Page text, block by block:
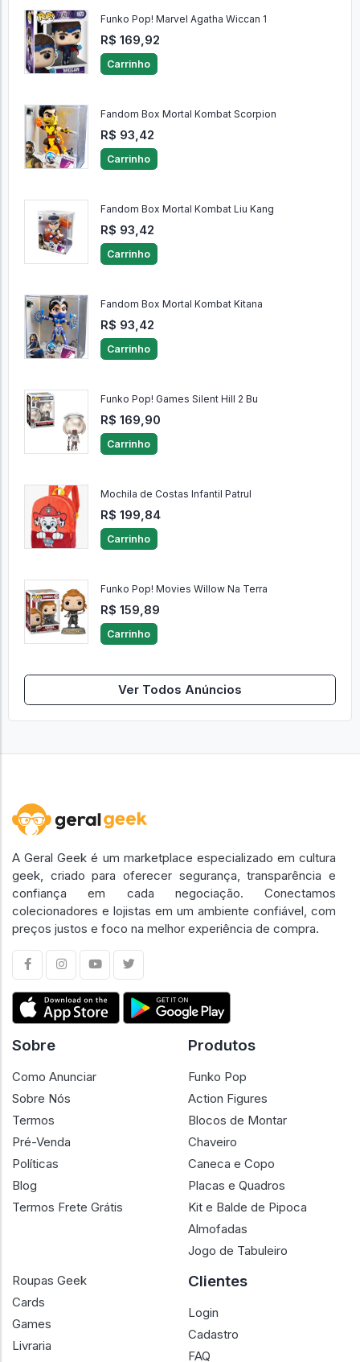
Funko Pop! Marvel Agatha Wiccan 1
R$ 169,92
Carrinho
Fandom Box Mortal Kombat Scorpion
R$ 93,42
Carrinho
Fandom Box Mortal Kombat Liu Kang
R$ 93,42
Carrinho
Fandom Box Mortal Kombat Kitana
R$ 93,42
Carrinho
Funko Pop! Games Silent Hill 2 Bu
R$ 169,90
Carrinho
Mochila de Costas Infantil Patrul
R$ 199,84
Carrinho
Funko Pop! Movies Willow Na Terra
R$ 159,89
Carrinho
Ver Todos Anúncios
A Geral Geek é um marketplace especializado em cultura
geek, criado para oferecer segurança, transparência e
confiança em cada negociação. Conectamos
colecionadores e lojistas em um ambiente confiável, com
preços justos e foco na melhor experiência de compra.
Sobre
Como Anunciar
Sobre Nós
Termos
Pré-Venda
Políticas
Blog
Termos Frete Grátis
Produtos
Funko Pop
Action Figures
Blocos de Montar
Chaveiro
Caneca e Copo
Placas e Quadros
Kit e Balde de Pipoca
Almofadas
Jogo de Tabuleiro
Roupas Geek
Cards
Games
Livraria
Clientes
Login
Cadastro
FAQ